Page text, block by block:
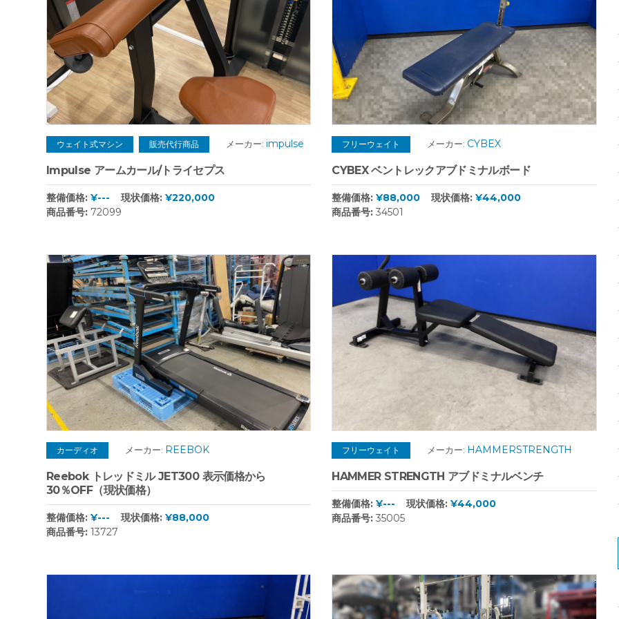
ウェイト式マシン 販売代行商品 メーカー: impulse
Impulse アームカール/トライセプス
整備価格: ¥--- 現状価格: ¥220,000
商品番号: 72099
フリーウェイト メーカー: CYBEX
CYBEX ベントレックアブドミナルボード
整備価格:¥88,000 現状価格:¥44,000
商品番号: 34501
カーディオ メーカー: REEBOK
Reebok トレッドミル JET300 表示価格から
30％OFF（現状価格）
整備価格: ¥--- 現状価格: ¥88,000
商品番号: 13727
フリーウェイト メーカー: HAMMERSTRENGTH
HAMMER STRENGTH アブドミナルベンチ
整備価格:¥--- 現状価格:¥44,000
商品番号: 35005